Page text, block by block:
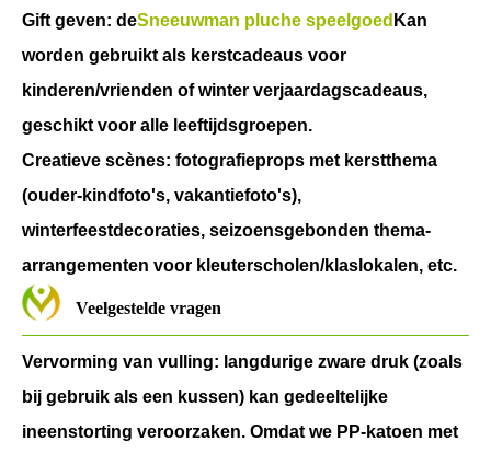
Gift geven: deSneeuwman pluche speelgoed Kan
worden gebruikt als kerstcadeaus voor
kinderen/vrienden of winter verjaardagscadeaus,
geschikt voor alle leeftijdsgroepen.
Creatieve scènes: fotografieprops met kerstthema
(ouder-kindfoto's, vakantiefoto's),
winterfeestdecoraties, seizoensgebonden thema-
arrangementen voor kleuterscholen/klaslokalen, etc.
Veelgestelde vragen
Vervorming van vulling: langdurige zware druk (zoals
bij gebruik als een kussen) kan gedeeltelijke
ineenstorting veroorzaken. Omdat we PP-katoen met